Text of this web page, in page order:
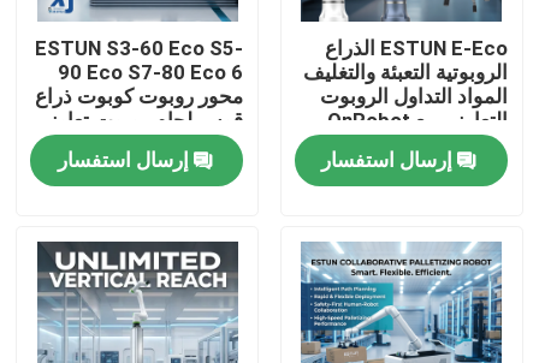
المنتجات
فيديوهات
ESTUN E-Eco الذراع
الروبوتية التعبئة والتغليف
المواد التداول الروبوت
التعاوني مع OnRobot
المقبض
إرسال استفسار
ESTUN S3-60 Eco S5-
90 Eco S7-80 Eco 6
محور روبوت كوبوت ذراع
قوس لحام روبوت تعاوني
CNGBS محرك تحديد
المواقع لحامإرسال استفسار